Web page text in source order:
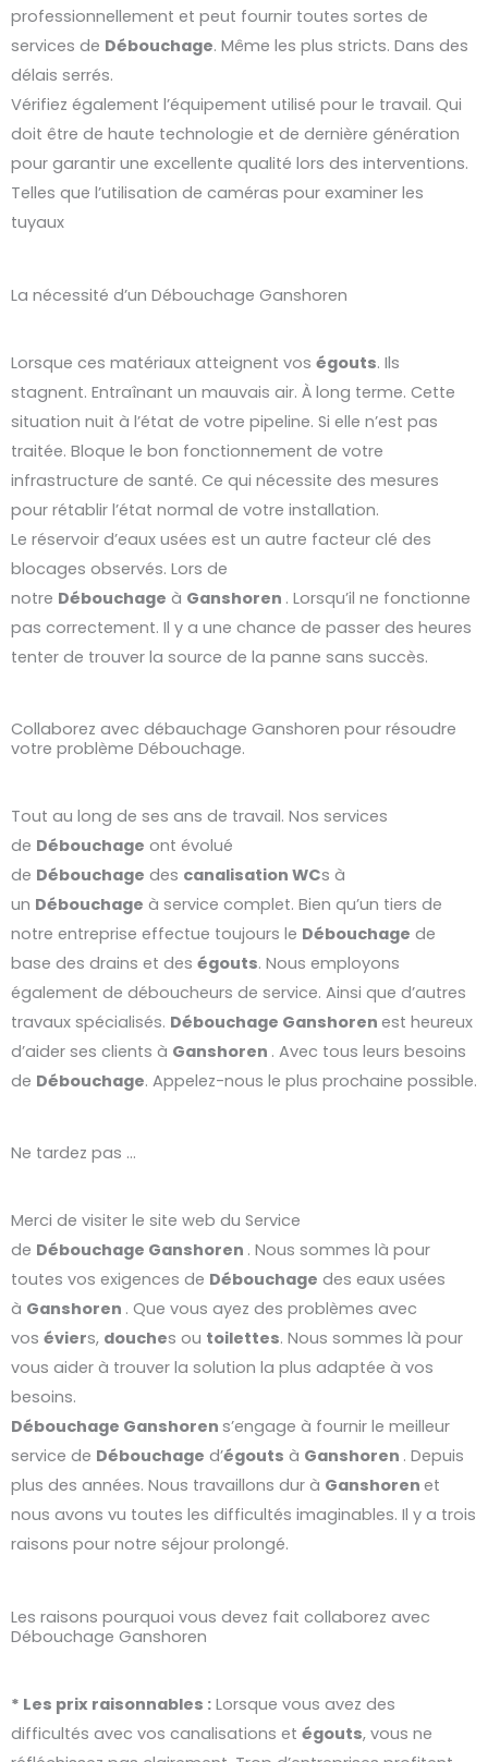
professionnellement et peut fournir toutes sortes de
services de Débouchage. Même les plus stricts. Dans des
délais serrés.
Vérifiez également l’équipement utilisé pour le travail. Qui
doit être de haute technologie et de dernière génération
pour garantir une excellente qualité lors des interventions.
Telles que l’utilisation de caméras pour examiner les
tuyaux
La nécessité d’un Débouchage Ganshoren
Lorsque ces matériaux atteignent vos égouts. Ils
stagnent. Entraînant un mauvais air. À long terme. Cette
situation nuit à l’état de votre pipeline. Si elle n’est pas
traitée. Bloque le bon fonctionnement de votre
infrastructure de santé. Ce qui nécessite des mesures
pour rétablir l’état normal de votre installation.
Le réservoir d’eaux usées est un autre facteur clé des
blocages observés. Lors de
notre Débouchage à Ganshoren . Lorsqu’il ne fonctionne
pas correctement. Il y a une chance de passer des heures
tenter de trouver la source de la panne sans succès.
Collaborez avec débauchage Ganshoren pour résoudre
votre problème Débouchage.
Tout au long de ses ans de travail. Nos services
de Débouchage ont évolué
de Débouchage des canalisation WCs à
un Débouchage à service complet. Bien qu’un tiers de
notre entreprise effectue toujours le Débouchage de
base des drains et des égouts. Nous employons
également de déboucheurs de service. Ainsi que d’autres
travaux spécialisés. Débouchage Ganshoren est heureux
d’aider ses clients à Ganshoren . Avec tous leurs besoins
de Débouchage. Appelez-nous le plus prochaine possible.
Ne tardez pas …
Merci de visiter le site web du Service
de Débouchage Ganshoren . Nous sommes là pour
toutes vos exigences de Débouchage des eaux usées
à Ganshoren . Que vous ayez des problèmes avec
vos éviers, douches ou toilettes. Nous sommes là pour
vous aider à trouver la solution la plus adaptée à vos
besoins.
Débouchage Ganshoren s’engage à fournir le meilleur
service de Débouchage d’égouts à Ganshoren . Depuis
plus des années. Nous travaillons dur à Ganshoren et
nous avons vu toutes les difficultés imaginables. Il y a trois
raisons pour notre séjour prolongé.
Les raisons pourquoi vous devez fait collaborez avec
Débouchage Ganshoren
* Les prix raisonnables : Lorsque vous avez des
difficultés avec vos canalisations et égouts, vous ne